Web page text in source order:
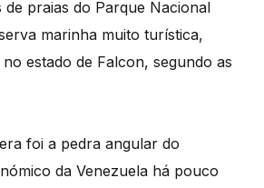
praias do Parque Nacional
marinha muito turística,
estado de Falcon, segundo as
foi a pedra angular do
da Venezuela há pouco